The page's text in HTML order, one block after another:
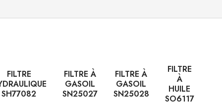
FILTRE
SH77082
FILTRE À
GASOIL
SN25027
FILTRE À
GASOIL
SN25028
FILTRE
À
HUILE
SO6117